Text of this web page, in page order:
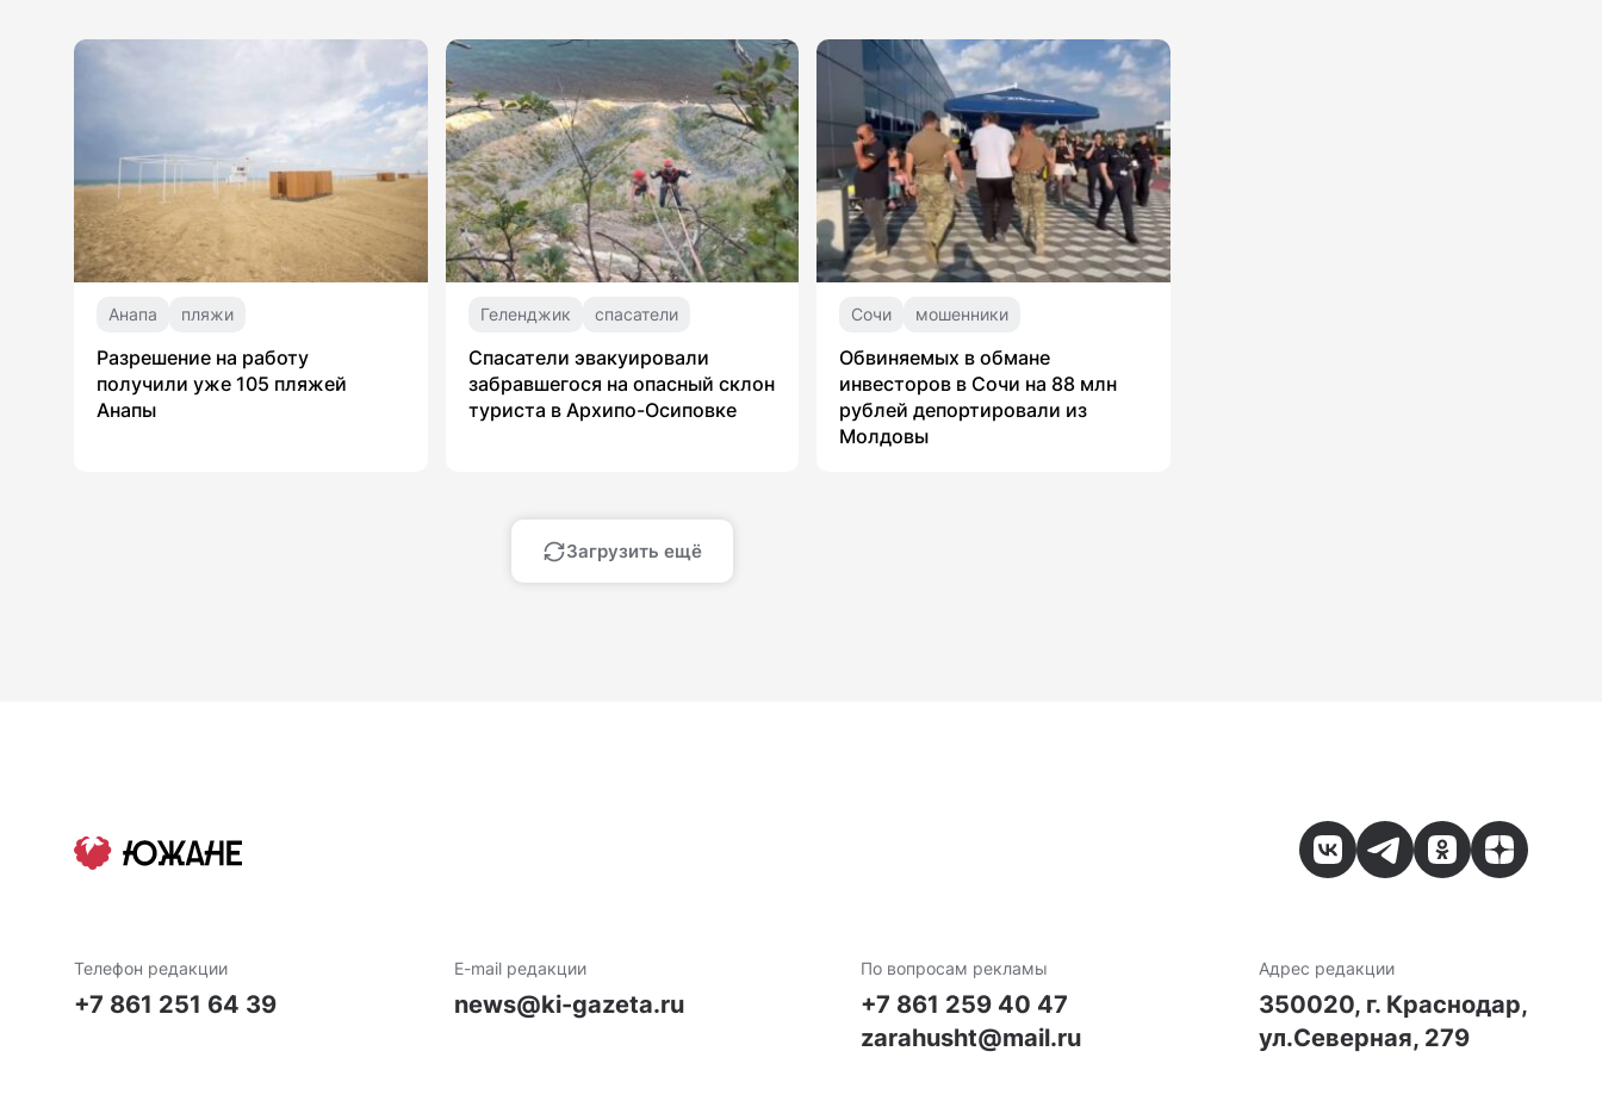
Анапа пляжи
Разрешение на работу
получили уже 105 пляжей
Анапы
Геленджик спасатели
Спасатели эвакуировали
забравшегося на опасный склон
туриста в Архипо-Осиповке
Сочи мошенники
Обвиняемых в обмане
инвесторов в Сочи на 88 млн
рублей депортировали из
Молдовы
Загрузить ещё
Телефон редакции
+7 861 251 64 39
E-mail редакции
news@ki-gazeta.ru
По вопросам рекламы
+7 861 259 40 47
zarahusht@mail.ru
Адрес редакции
350020, г. Краснодар,
ул.Северная, 279